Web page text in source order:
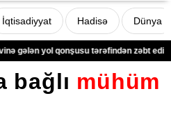
İqtisadiyyat Hadisə Dünya
gələn yol qonşusu tərəfindən zəbt edilən
bağlı mühüm